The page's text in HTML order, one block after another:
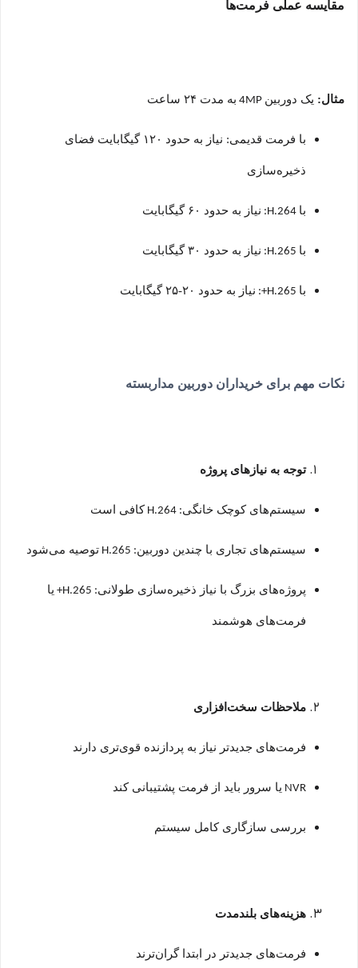
مقایسه عملی فرمت‌ها
مثال: یک دوربین به مدت ۲۴ ساعت
با فرمت قدیمی: نیاز به حدود ۱۲۰ گیگابایت فضای
ذخیره‌سازی
با نیاز به حدود ۶۰ گیگابایت
با نیاز به حدود ۳۰گیگابایت
با نیاز به حدود ۲۰-۲۵ گیگابایت
نکات مهم برای خریداران دوربین مداربسته
توجه به نیازهای پروژه
سیستم‌های کوچک خانگی: H.264 کافی است
سیستم‌های تجاری با چندین دوربین: H.265 توصیه می‌شود
پروژه‌های بزرگ با نیاز ذخیره‌سازی طولانی: H.265+ یا
فرمت‌های هوشمند
ملاحظات سخت‌افزاری
فرمت‌های جدیدتر نیاز به پردازنده قوی‌تری دارند
NVR یا سرور باید از فرمت پشتیبانی کند
بررسی سازگاری کامل سیستم
هزینه‌های بلندمدت
فرمت‌های جدیدتر در ابتدا گران‌ترند